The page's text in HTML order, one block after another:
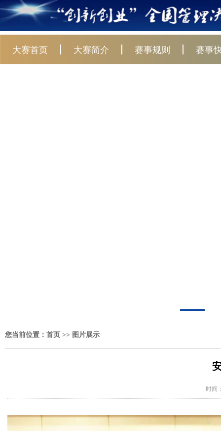
大赛首页 大赛简介 赛事规则 赛事
您当前位置： 首页 >> 图片展示
时间